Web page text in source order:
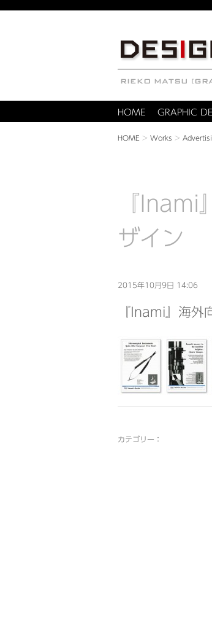
HOME GRAPHIC
HOME > Works >
『Inami
ザイン
2015年10月9日 14:06
『Inami』海外
カテゴリー：